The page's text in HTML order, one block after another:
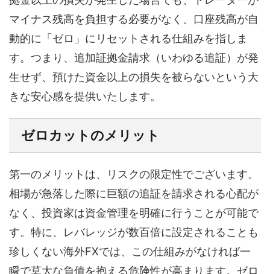
マイナス残高を負担する必要がなく、口座残高が自
動的に「ゼロ」にリセットされる仕組みを指しま
す。つまり、追加証拠金請求（いわゆる追証）が発
生せず、預けた資金以上の損失を被らないという大
きな安心感を提供いたします。
ゼロカットのメリット
第一のメリットは、リスクの限定性でございます。
相場が急落した際に巨額の追証を請求される心配が
なく、投資家は資金管理を明確に行うことが可能で
す。特に、レバレッジが数百倍に設定されることも
珍しくない海外FXでは、この仕組みがなければ一
瞬で莫大な負債を抱える危険性が高まります。ゼロ